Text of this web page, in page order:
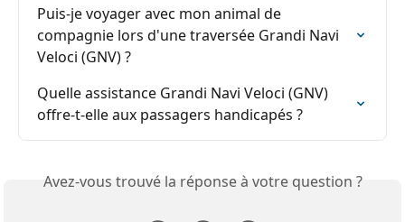
Puis-je voyager avec mon animal de
compagnie lors d'une traversée Grandi Navi
Veloci (GNV) ?
Quelle assistance Grandi Navi Veloci (GNV)
offre-t-elle aux passagers handicapés ?
Avez-vous trouvé la réponse à votre question ?